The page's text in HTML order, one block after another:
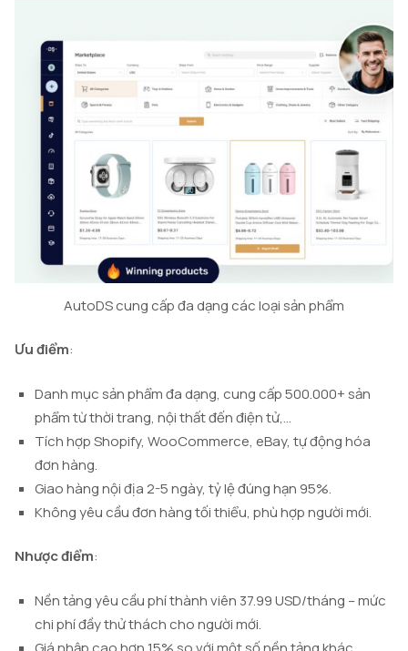
AutoDS cung cấp đa dạng các loại sản phẩm
Ưu điểm:
Danh mục sản phẩm đa dạng, cung cấp 500.000+ sản
phẩm từ thời trang, nội thất đến điện tử,…
Tích hợp Shopify, WooCommerce, eBay, tự động hóa
đơn hàng.
Giao hàng nội địa 2-5 ngày, tỷ lệ đúng hạn 95%.
Không yêu cầu đơn hàng tối thiểu, phù hợp người mới.
Nhược điểm:
Nền tảng yêu cầu phí thành viên 37.99 USD/tháng – mức
chi phí đầy thử thách cho người mới.